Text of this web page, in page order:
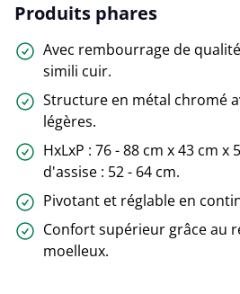
Produits phares
Avec rembourrage de
simili cuir.
Structure en métal chromé
légères.
HxLxP : 76 - 88 cm x 43 cm x
d'assise : 52 - 64 cm.
Pivotant et réglable en
Confort supérieur grâce au
moelleux.